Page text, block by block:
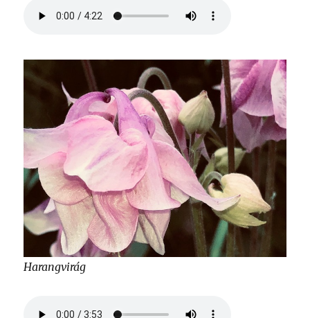
Harangvirág